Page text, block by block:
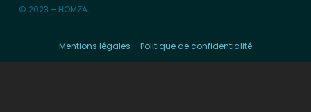
© 2023 – HOMZA
Mentions légales – Politique de confidentialité